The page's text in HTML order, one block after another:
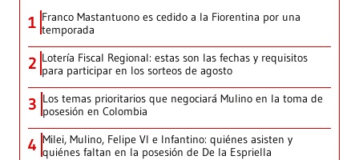
1 Franco Mastantuono es cedido a la Fiorentina por una
temporada
2 Lotería Fiscal Regional: estas son las fechas y requisitos
para participar en los sorteos de agosto
3 Los temas prioritarios que negociará Mulino en la toma de
posesión en Colombia
4 Milei, Mulino, Felipe VI e Infantino: quiénes asisten y
quiénes faltan en la posesión de De la Espriella